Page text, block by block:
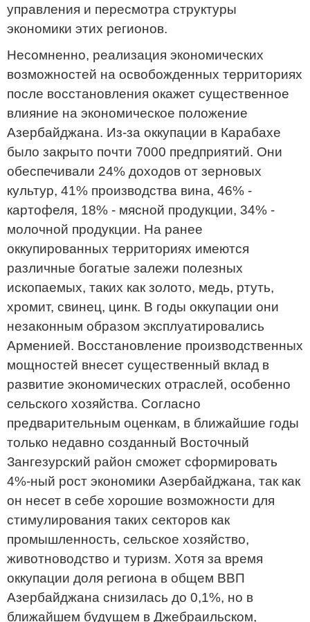
управления и пересмотра структуры
экономики этих регионов.
Несомненно, реализация экономических
возможностей на освобожденных территориях
после восстановления окажет существенное
влияние на экономическое положение
Азербайджана. Из-за оккупации в Карабахе
было закрыто почти 7000 предприятий. Они
обеспечивали 24% доходов от зерновых
культур, 41% производства вина, 46% -
картофеля, 18% - мясной продукции, 34% -
молочной продукции. На ранее
оккупированных территориях имеются
различные богатые залежи полезных
ископаемых, таких как золото, медь, ртуть,
хромит, свинец, цинк. В годы оккупации они
незаконным образом эксплуатировались
Арменией. Восстановление производственных
мощностей внесет существенный вклад в
развитие экономических отраслей, особенно
сельского хозяйства. Согласно
предварительным оценкам, в ближайшие годы
только недавно созданный Восточный
Зангезурский район сможет сформировать
4%-ный рост экономики Азербайджана, так как
он несет в себе хорошие возможности для
стимулирования таких секторов как
промышленность, сельское хозяйство,
животноводство и туризм. Хотя за время
оккупации доля региона в общем ВВП
Азербайджана снизилась до 0,1%, но в
ближайшем будущем в Джебраильском,